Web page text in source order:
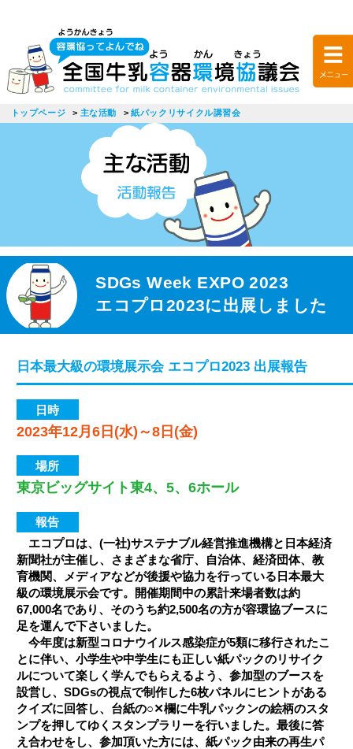
トップページ 主な活動 紙パックリサイクル講習会
SDGs Week EXPO 2023
エコプロ2023に出展しました
日本最大級の環境展示会 エコプロ2023 出展報告
日時
2023年12月6日(水)～8日(金)
場所
東京ビッグサイト東4、5、6ホール
報告
エコプロは、(一社)サステナブル経営推進機構と日本経済
新聞社が主催し、さまざまな省庁、自治体、経済団体、教
育機関、メディアなどが後援や協力を行っている日本最大
級の環境展示会です。開催期間中の累計来場者数は約
67,000名であり、そのうち約2,500名の方が容環協ブースに
足を運んで下さいました。
今年度は新型コロナウイルス感染症が5類に移行されたこ
とに伴い、小学生や中学生にも正しい紙パックのリサイク
ルについて楽しく学んでもらえるよう、参加型のブースを
設営し、SDGsの視点で制作した6枚パネルにヒントがある
クイズに回答し、台紙の○✕欄に牛乳パックンの絵柄のスタ
ンプを押してゆくスタンプラリーを行いました。最後に答
え合わせをし、参加頂いた方には、紙パック由来の再生パ